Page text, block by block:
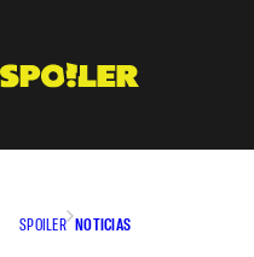
contenido
SPOILER NOTICIAS